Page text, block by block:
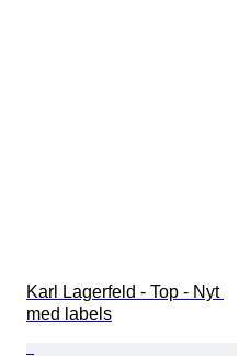
Karl Lagerfeld - Top - Nyt
med labels